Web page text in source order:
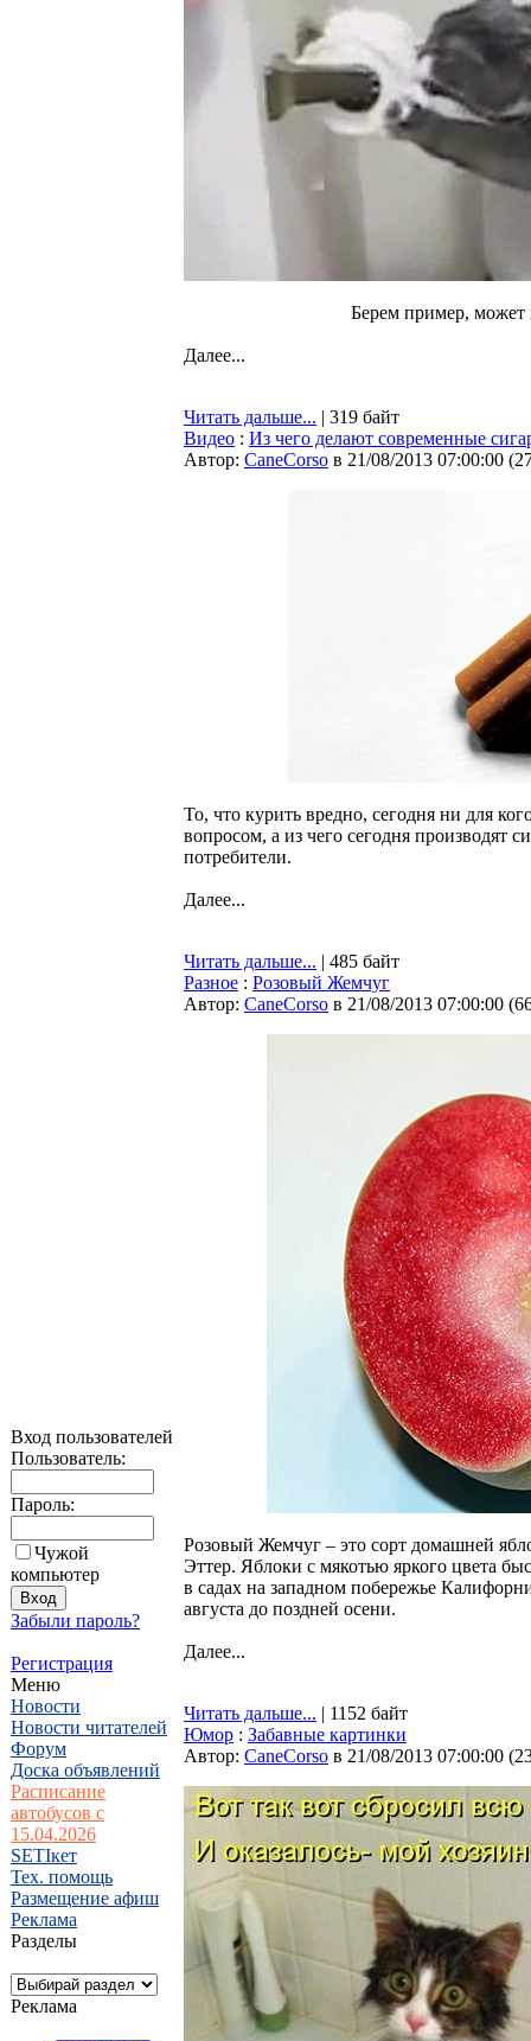
Вход пользователей
Пользователь:
Пароль:
Чужой
компьютер
Забыли пароль?
Регистрация
Меню
Новости
Новости читателей
Форум
Доска объявлений
Расписание
автобусов с
15.04.2026
SETIкет
Тех. помощь
Размещение афиш
Реклама
Разделы
Реклама
Берем пример, может
Далее...
Читать дальше... | 319 байт
Видео : Из чего делают современные
Автор: CaneCorso в 21/08/2013 07:00:00 (
То, что курить вредно, сегодня ни для
вопросом, а из чего сегодня производят
потребители.
Далее...
Читать дальше... | 485 байт
Разное : Розовый Жемчуг
Автор: CaneCorso в 21/08/2013 07:00:00 (
Розовый Жемчуг – это сорт домашней
Эттер. Яблоки с мякотью яркого цвета
в садах на западном побережье
августа до поздней осени.
Далее...
Читать дальше... | 1152 байт
Юмор : Забавные картинки
Автор: CaneCorso в 21/08/2013 07:00:00 (